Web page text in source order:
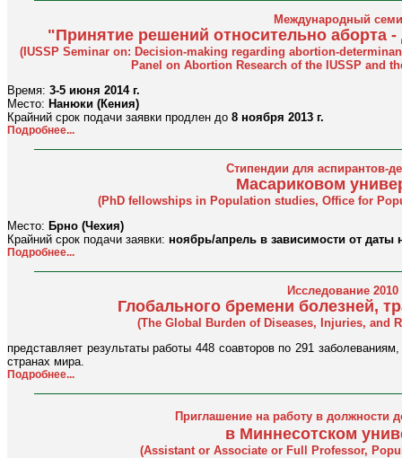
Международный
"Принятие решений относительно аборта
(IUSSP Seminar on: Decision-making regarding abortion-
Panel on Abortion Research of the IUSSP and
Время: 3-5 июня 2014 г.
Место: Нанюки (Кения)
Крайний срок подачи заявки продлен до 8 ноября 2013 г.
Подробнее...
Стипендии для аспирантов-
Масариковом
(PhD fellowships in Population studies, Office for
Место: Брно (Чехия)
Крайний срок подачи заявки: ноябрь/апрель в зависимости от даты
Подробнее...
Исследование 2010
Глобального бремени болезней,
(The Global Burden of Diseases, Injuries, and
представляет результаты работы 448 соавторов по 291
странах мира.
Подробнее...
Приглашение на работу в должности
в Миннесотском
(Assistant or Associate or Full Professor,